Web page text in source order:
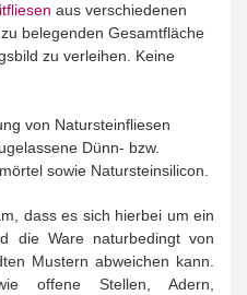
aus verschiedenen
belegenden Gesamtfläche
zu verleihen. Keine
von Natursteinfliesen
Dünn- bzw.
sowie Natursteinsilicon.
dass es sich hierbei um ein
die Ware naturbedingt von
Mustern abweichen kann.
offene Stellen, Adern,